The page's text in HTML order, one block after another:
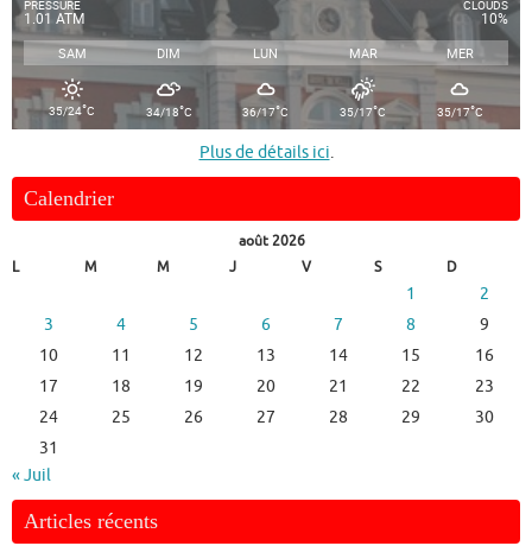
PRESSURE
1.01 ATM
CLOUDS
10%
SAM DIM LUN MAR MER
35/24°C 34/18°C 36/17°C 35/17°C 35/17°C
Plus de détails ici.
Calendrier
août 2026
L
M M J V S D
1
2
3
4 5 6 7 8
9
10
11 12 13 14 15
16
17
18 19 20 21 22
23
24
25 26 27 28 29
30
31
« Juil
Articles récents